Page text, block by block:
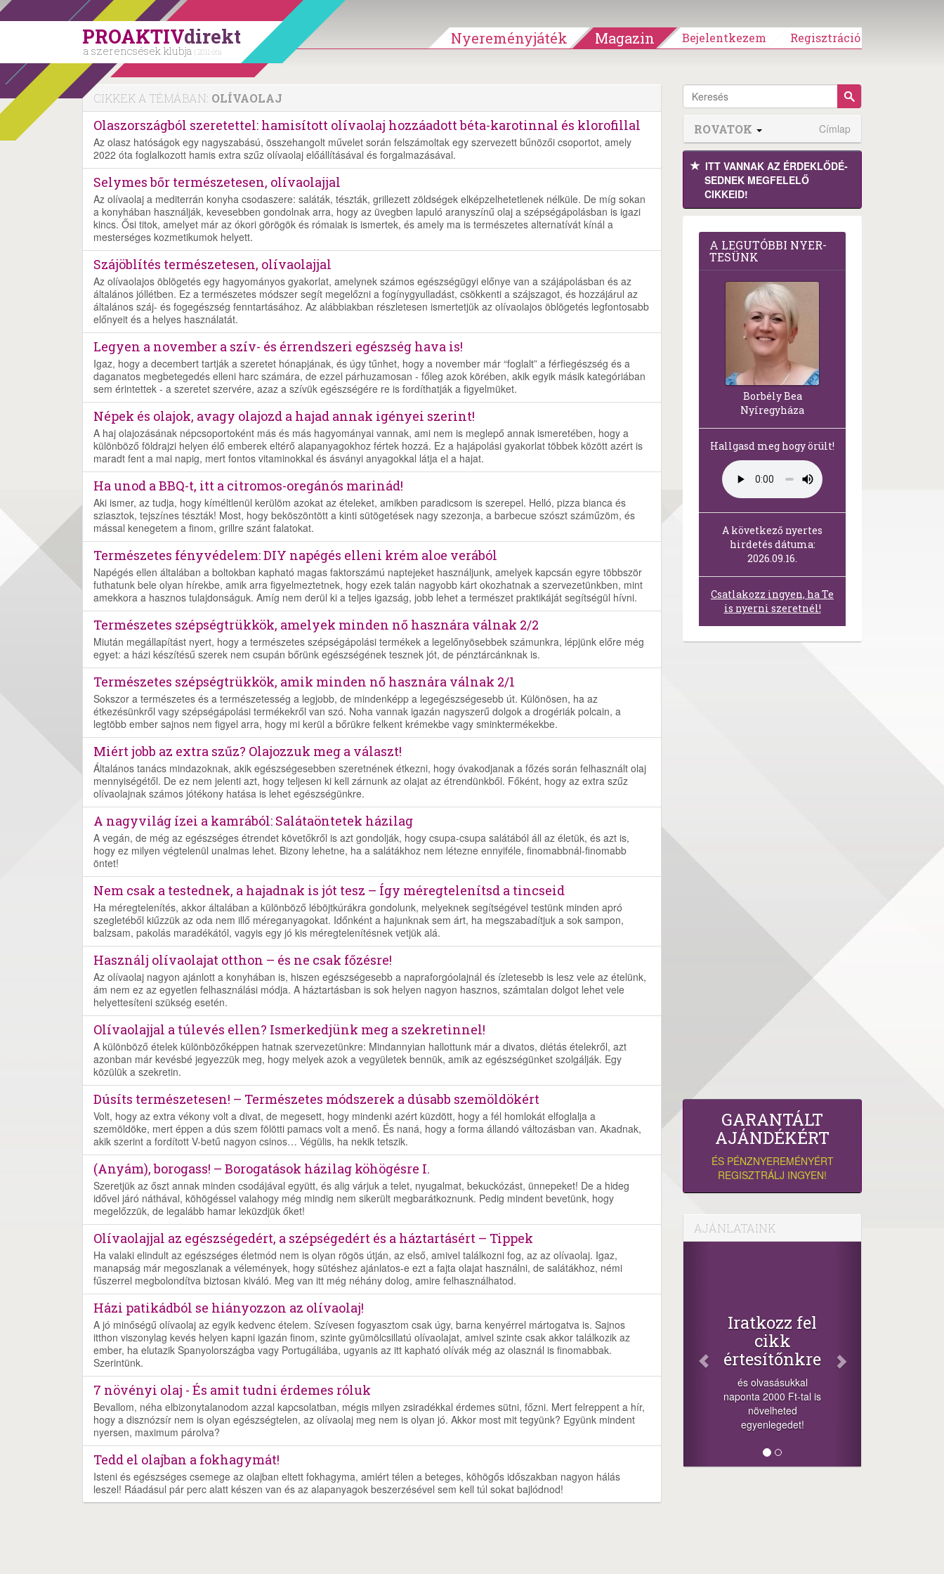
PROAKTIVdirekt
a szerencsések klubja | 2011 óta
Nyereményjáték Magazin Bejelentkezem Regisztráció
CIKKEK A TÉMÁBAN: OLÍVAOLAJ
Olaszországból szeretettel: hamisított olívaolaj hozzáadott béta-karotinnal és klorofillal
Az olasz hatóságok egy nagyszabású, összehangolt művelet során felszámoltak egy szervezett bűnözői csoportot, amely
2022 óta foglalkozott hamis extra szűz olívaolaj előállításával és forgalmazásával.
Selymes bőr természetesen, olívaolajjal
Az olívaolaj a mediterrán konyha csodaszere: saláták, tészták, grillezett zöldségek elképzelhetetlenek nélküle. De míg sokan
a konyhában használják, kevesebben gondolnak arra, hogy az üvegben lapuló aranyszínű olaj a szépségápolásban is igazi
kincs. Ősi titok, amelyet már az ókori görögök és rómaiak is ismertek, és amely ma is természetes alternatívát kínál a
mesterséges kozmetikumok helyett.
Szájöblítés természetesen, olívaolajjal
Az olívaolajos öblögetés egy hagyományos gyakorlat, amelynek számos egészségügyi előnye van a szájápolásban és az
általános jóllétben. Ez a természetes módszer segít megelőzni a fogínygyulladást, csökkenti a szájszagot, és hozzájárul az
általános száj- és fogegészség fenntartásához. Az alábbiakban részletesen ismertetjük az olívaolajos öblögetés legfontosabb
előnyeit és a helyes használatát.
Legyen a november a szív- és érrendszeri egészség hava is!
Igaz, hogy a decembert tartják a szeretet hónapjának, és úgy tűnhet, hogy a november már “foglalt” a férfiegészség és a
daganatos megbetegedés elleni harc számára, de ezzel párhuzamosan - főleg azok körében, akik egyik másik kategóriában
sem érintettek - a szeretet szervére, azaz a szívük egészségére re is fordíthatják a figyelmüket.
Népek és olajok, avagy olajozd a hajad annak igényei szerint!
A haj olajozásának népcsoportoként más és más hagyományai vannak, ami nem is meglepő annak ismeretében, hogy a
különböző földrajzi helyen élő emberek eltérő alapanyagokhoz fértek hozzá. Ez a hajápolási gyakorlat többek között azért is
maradt fent a mai napig, mert fontos vitaminokkal és ásványi anyagokkal látja el a hajat.
Ha unod a BBQ-t, itt a citromos-oregánós marinád!
Aki ismer, az tudja, hogy kíméltlenül kerülöm azokat az ételeket, amikben paradicsom is szerepel. Helló, pizza bianca és
sziasztok, tejszínes tészták! Most, hogy beköszöntött a kinti sütögetések nagy szezonja, a barbecue szószt száműzöm, és
mással kenegetem a finom, grillre szánt falatokat.
Természetes fényvédelem: DIY napégés elleni krém aloe verából
Napégés ellen általában a boltokban kapható magas faktorszámú naptejeket használjunk, amelyek kapcsán egyre többször
futhatunk bele olyan hírekbe, amik arra figyelmeztetnek, hogy ezek talán nagyobb kárt okozhatnak a szervezetünkben, mint
amekkora a hasznos tulajdonságuk. Amíg nem derül ki a teljes igazság, jobb lehet a természet praktikáját segítségül hívni.
Természetes szépségtrükkök, amelyek minden nő hasznára válnak 2/2
Miután megállapítást nyert, hogy a természetes szépségápolási termékek a legelőnyösebbek számunkra, lépjünk előre még
egyet: a házi készítésű szerek nem csupán bőrünk egészségének tesznek jót, de pénztárcánknak is.
Természetes szépségtrükkök, amik minden nő hasznára válnak 2/1
Sokszor a természetes és a természetesség a legjobb, de mindenképp a legegészségesebb út. Különösen, ha az
étkezésünkről vagy szépségápolási termékekről van szó. Noha vannak igazán nagyszerű dolgok a drogériák polcain, a
legtöbb ember sajnos nem figyel arra, hogy mi kerül a bőrükre felkent krémekbe vagy sminktermékekbe.
Miért jobb az extra szűz? Olajozzuk meg a választ!
Általános tanács mindazoknak, akik egészségesebben szeretnének étkezni, hogy óvakodjanak a főzés során felhasznált olaj
mennyiségétől. De ez nem jelenti azt, hogy teljesen ki kell zárnunk az olajat az étrendünkből. Főként, hogy az extra szűz
olívaolajnak számos jótékony hatása is lehet egészségünkre.
A nagyvilág ízei a kamrából: Salátaöntetek házilag
A vegán, de még az egészséges étrendet követőkről is azt gondolják, hogy csupa-csupa salátából áll az életük, és azt is,
hogy ez milyen végtelenül unalmas lehet. Bizony lehetne, ha a salátákhoz nem létezne ennyiféle, finomabbnál-finomabb
öntet!
Nem csak a testednek, a hajadnak is jót tesz – Így méregtelenítsd a tincseid
Ha méregtelenítés, akkor általában a különböző léböjtkúrákra gondolunk, melyeknek segítségével testünk minden apró
szegletéből kiűzzük az oda nem illő méreganyagokat. Időnként a hajunknak sem árt, ha megszabadítjuk a sok sampon,
balzsam, pakolás maradékától, vagyis egy jó kis méregtelenítésnek vetjük alá.
Használj olívaolajat otthon – és ne csak főzésre!
Az olívaolaj nagyon ajánlott a konyhában is, hiszen egészségesebb a napraforgóolajnál és ízletesebb is lesz vele az ételünk,
ám nem ez az egyetlen felhasználási módja. A háztartásban is sok helyen nagyon hasznos, számtalan dolgot lehet vele
helyettesíteni szükség esetén.
Olívaolajjal a túlevés ellen? Ismerkedjünk meg a szekretinnel!
A különböző ételek különbözőképpen hatnak szervezetünkre: Mindannyian hallottunk már a divatos, diétás ételekről, azt
azonban már kevésbé jegyezzük meg, hogy melyek azok a vegyületek bennük, amik az egészségünket szolgálják. Egy
közülük a szekretin.
Dúsíts természetesen! – Természetes módszerek a dúsabb szemöldökért
Volt, hogy az extra vékony volt a divat, de megesett, hogy mindenki azért küzdött, hogy a fél homlokát elfoglalja a
szemöldöke, mert éppen a dús szem fölötti pamacs volt a menő. És naná, hogy a forma állandó változásban van. Akadnak,
akik szerint a fordított V-betű nagyon csinos… Végülis, ha nekik tetszik.
(Anyám), borogass! – Borogatások házilag köhögésre I.
Szeretjük az őszt annak minden csodájával együtt, és alig várjuk a telet, nyugalmat, bekuckózást, ünnepeket! De a hideg
idővel járó náthával, köhögéssel valahogy még mindig nem sikerült megbarátkoznunk. Pedig mindent bevetünk, hogy
megelőzzük, de legalább hamar leküzdjük őket!
Olívaolajjal az egészségedért, a szépségedért és a háztartásért – Tippek
Ha valaki elindult az egészséges életmód nem is olyan rögös útján, az első, amivel találkozni fog, az az olívaolaj. Igaz,
manapság már megoszlanak a vélemények, hogy sütéshez ajánlatos-e ezt a fajta olajat használni, de salátákhoz, némi
fűszerrel megbolondítva biztosan kiváló. Meg van itt még néhány dolog, amire felhasználhatod.
Házi patikádból se hiányozzon az olívaolaj!
A jó minőségű olívaolaj az egyik kedvenc ételem. Szívesen fogyasztom csak úgy, barna kenyérrel mártogatva is. Sajnos
itthon viszonylag kevés helyen kapni igazán finom, szinte gyümölcsillatú olívaolajat, amivel szinte csak akkor találkozik az
ember, ha elutazik Spanyolországba vagy Portugáliába, ugyanis az itt kapható olívák még az olasznál is finomabbak.
Szerintünk.
7 növényi olaj - És amit tudni érdemes róluk
Bevallom, néha elbizonytalanodom azzal kapcsolatban, mégis milyen zsiradékkal érdemes sütni, főzni. Mert felreppent a hír,
hogy a disznózsír nem is olyan egészségtelen, az olívaolaj meg nem is olyan jó. Akkor most mit tegyünk? Együnk mindent
nyersen, maximum párolva?
Tedd el olajban a fokhagymát!
Isteni és egészséges csemege az olajban eltett fokhagyma, amiért télen a beteges, köhögős időszakban nagyon hálás
leszel! Ráadásul pár perc alatt készen van és az alapanyagok beszerzésével sem kell túl sokat bajlódnod!
ROVATOK Címlap
ITT VANNAK AZ ÉRDEK­LŐDÉ­
SEDNEK MEGFE­LELŐ
CIKKEID!
A LEG­U­TÓB­BI NYER­
TE­SÜNK
Borbély Bea
Nyíregyháza
Hallgasd meg hogy örült!
A következő nyertes
hirdetés dátuma:
2026.09.16.
Csatlakozz ingyen, ha Te
is nyerni szeretnél!
GARANTÁLT
AJÁNDÉKÉRT
ÉS PÉNZNYEREMÉNYÉRT
REGISZTRÁLJ INGYEN!
AJÁNLATAINK
Iratkozz fel
cikk
értesítőnkre
és olvasásukkal
naponta 2000 Ft-tal is
növelheted
egyenlegedet!